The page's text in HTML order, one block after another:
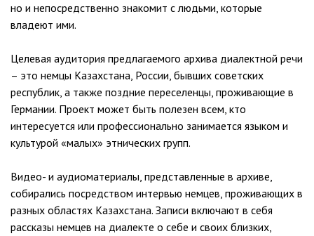
но и непосредственно знакомит с людьми, которые
владеют ими.
Целевая аудитория предлагаемого архива диалектной речи
– это немцы Казахстана, России, бывших советских
республик, а также поздние переселенцы, проживающие в
Германии. Проект может быть полезен всем, кто
интересуется или профессионально занимается языком и
культурой «малых» этнических групп.
Видео- и аудиоматериалы, представленные в архиве,
собирались посредством интервью немцев, проживающих в
разных областях Казахстана. Записи включают в себя
рассказы немцев на диалекте о себе и своих близких,